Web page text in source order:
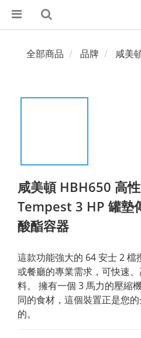
全部商品 品牌 咸美
咸美頓 HBH650 高
Tempest 3 HP 罐墊
酸酯容器
這款功能強大的 64 安士 2
或餐廳的專業需求，可快速
料。 擁有一個 3 馬力的壓縮
同的食材，這個裝置正是您
的。